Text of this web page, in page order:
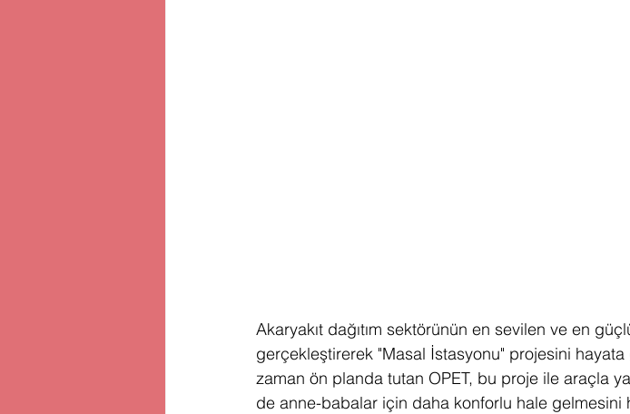
Akaryakıt dağıtım sektörünün en sevilen ve en
gerçekleştirerek "Masal İstasyonu" projesini
zaman ön planda tutan OPET, bu proje ile araçla
de anne-babalar için daha konforlu hale gelmesini